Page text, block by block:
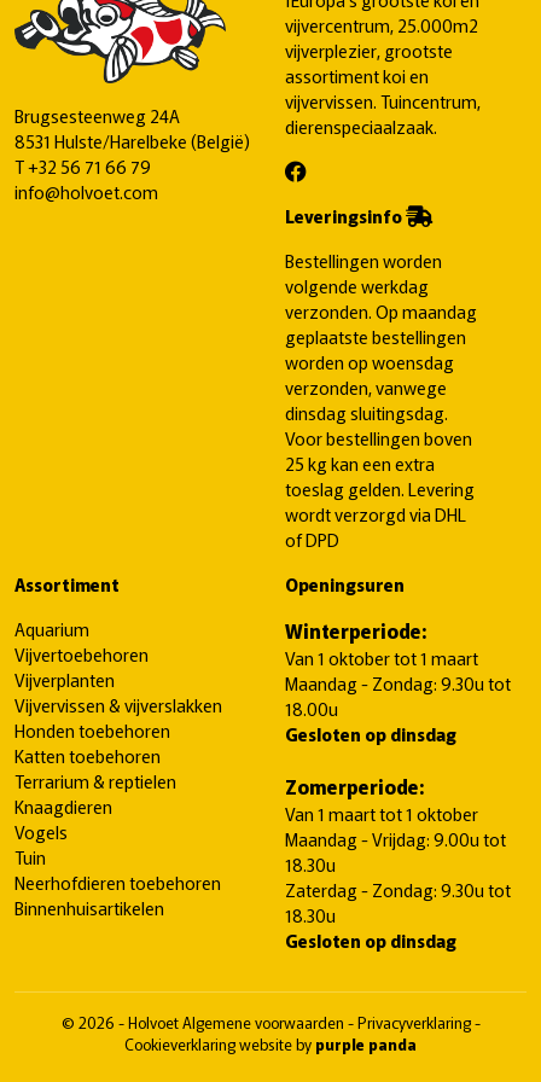
Brugsesteenweg 24A
8531 Hulste/Harelbeke (België)
T+32 56 71 66 79
info@holvoet.com
vijvercentrum, 25.000m2
vijverplezier, grootste
assortiment koi en
vijvervissen. Tuincentrum,
dierenspeciaalzaak.
Leveringsinfo
Bestellingen worden
volgende werkdag
verzonden. Op maandag
geplaatste bestellingen
worden op woensdag
verzonden, vanwege
dinsdag sluitingsdag.
Voor bestellingen boven
25 kg kan een extra
toeslag gelden. Levering
wordt verzorgd via DHL
of DPD
Assortiment
Aquarium
Vijvertoebehoren
Vijverplanten
Vijvervissen & vijverslakken
Honden toebehoren
Katten toebehoren
Terrarium & reptielen
Knaagdieren
Vogels
Tuin
Neerhofdieren toebehoren
Binnenhuisartikelen
Openingsuren
Winterperiode:
Van 1 oktober tot 1 maart
Maandag - Zondag: 9.30u tot
18.00u
Gesloten op dinsdag
Zomerperiode:
Van 1 maart tot 1 oktober
Maandag - Vrijdag: 9.00u tot
18.30u
Zaterdag - Zondag: 9.30u tot
18.30u
Gesloten op dinsdag
© 2026 - HolvoetAlgemene voorwaarden -Privacyverklaring-
Cookieverklaringwebsite by purple panda